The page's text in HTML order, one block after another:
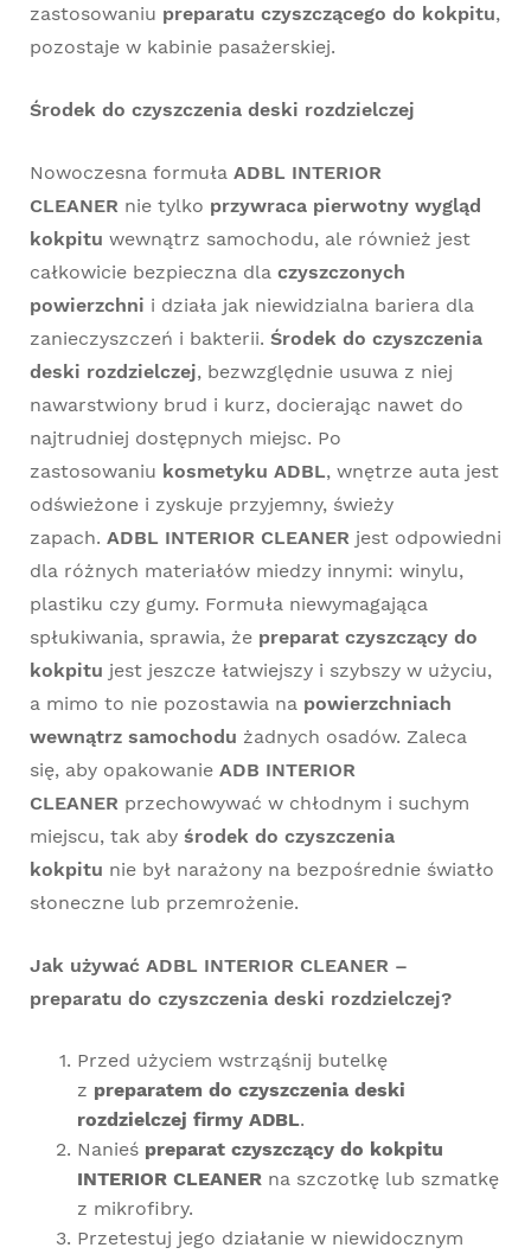
zastosowaniu preparatu czyszczącego do kokpitu,
pozostaje w kabinie pasażerskiej.
Środek do czyszczenia deski rozdzielczej
Nowoczesna formuła ADBL INTERIOR
CLEANER nie tylko przywraca pierwotny wygląd
kokpitu wewnątrz samochodu, ale również jest
całkowicie bezpieczna dla czyszczonych
powierzchni i działa jak niewidzialna bariera dla
zanieczyszczeń i bakterii. Środek do czyszczenia
deski rozdzielczej, bezwzględnie usuwa z niej
nawarstwiony brud i kurz, docierając nawet do
najtrudniej dostępnych miejsc. Po
zastosowaniu kosmetyku ADBL, wnętrze auta jest
odświeżone i zyskuje przyjemny, świeży
zapach. ADBL INTERIOR CLEANER jest odpowiedni
dla różnych materiałów miedzy innymi: winylu,
plastiku czy gumy. Formuła niewymagająca
spłukiwania, sprawia, że preparat czyszczący do
kokpitu jest jeszcze łatwiejszy i szybszy w użyciu,
a mimo to nie pozostawia na powierzchniach
wewnątrz samochodu żadnych osadów. Zaleca
się, aby opakowanie ADB INTERIOR
CLEANER przechowywać w chłodnym i suchym
miejscu, tak aby środek do czyszczenia
kokpitu nie był narażony na bezpośrednie światło
słoneczne lub przemrożenie.
Jak używać ADBL INTERIOR CLEANER –
preparatu do czyszczenia deski rozdzielczej?
Przed użyciem wstrząśnij butelkę
z preparatem do czyszczenia deski
rozdzielczej firmy ADBL.
Nanieś preparat czyszczący do kokpitu
INTERIOR CLEANER na szczotkę lub szmatkę
z mikrofibry.
Przetestuj jego działanie w niewidocznym